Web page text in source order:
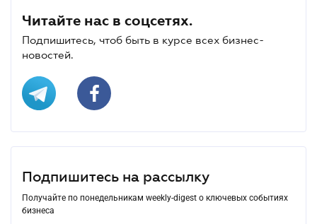
Читайте нас в соцсетях.
Подпишитесь, чтоб быть в курсе всех бизнес-
новостей.
Подпишитесь на рассылку
Получайте по понедельникам weekly-digest о ключевых событиях
бизнеса